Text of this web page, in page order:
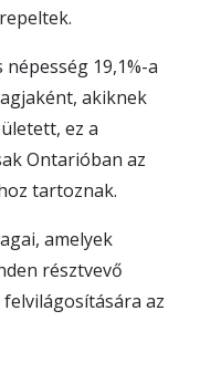
19,1%-a
akiknek
ez a
Ontarióban az
tartoznak.
amelyek
résztvevő
az